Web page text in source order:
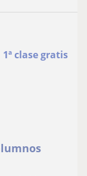
1ª clase gratis